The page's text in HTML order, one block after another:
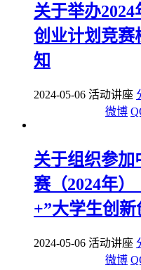
关于举办
创业计划竞赛
知
2024-05-06 活动讲座
微博
关于组织参加
赛（2024年
+”大学生创
2024-05-06 活动讲座
微博